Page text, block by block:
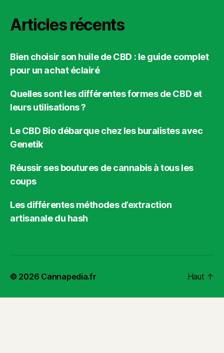
Articles récents
Bien choisir son huile de CBD : le guide complet
pour un achat éclairé
Quelles sont les différentes formes de CBD et
leurs utilisations ?
Le CBD Bio débarque chez les buralistes avec
Genetik
Réussir ses boutures de cannabis à tous les
coups
Les différentes méthodes d’extraction
artisanale du hash
© 2026 Cannapedia.fr Haut ↑